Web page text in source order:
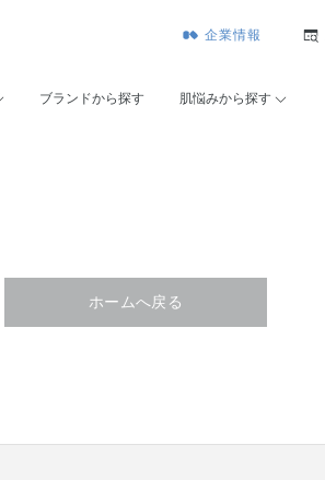
企業情報
ブランドから探す 肌悩みから探す
ホームへ戻る